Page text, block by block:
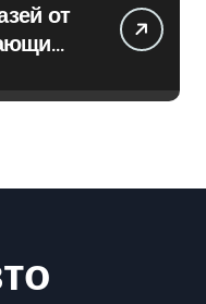
от